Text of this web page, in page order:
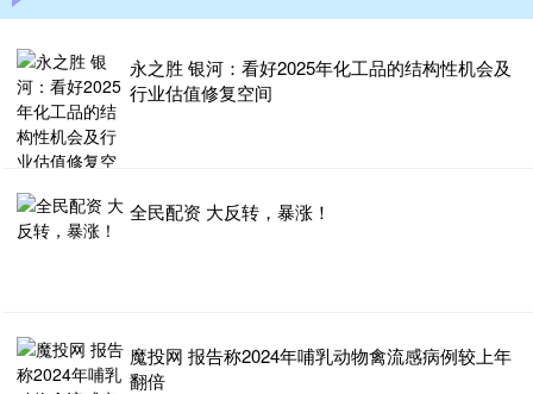
永之胜 银河：看好2025年化工品的结构性机会及
行业估值修复空间
全民配资 大反转，暴涨！
魔投网 报告称2024年哺乳动物禽流感病例较上年
翻倍